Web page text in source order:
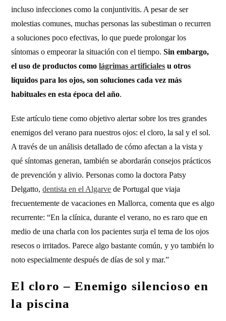
incluso infecciones como la conjuntivitis. A pesar de ser
molestias comunes, muchas personas las subestiman o recurren
a soluciones poco efectivas, lo que puede prolongar los
síntomas o empeorar la situación con el tiempo.Sin embargo,
el uso de productos comolágrimas artificiales u otros
líquidos para los ojos, son soluciones cada vez más
habituales en esta época del año.
Este artículo tiene como objetivo alertar sobre los tres grandes
enemigos del verano para nuestros ojos: el cloro, la sal y el sol.
A través de un análisis detallado de cómo afectan a la vista y
qué síntomas generan, también se abordarán consejos prácticos
de prevención y alivio. Personas como la doctora Patsy
Delgatto,dentista en el Algarve de Portugal que viaja
frecuentemente de vacaciones en Mallorca, comenta que es algo
recurrente: “En la clínica, durante el verano, no es raro que en
medio de una charla con los pacientes surja el tema de los ojos
resecos o irritados. Parece algo bastante común, y yo también lo
noto especialmente después de días de sol y mar.”
El cloro – Enemigo silencioso en
la piscina